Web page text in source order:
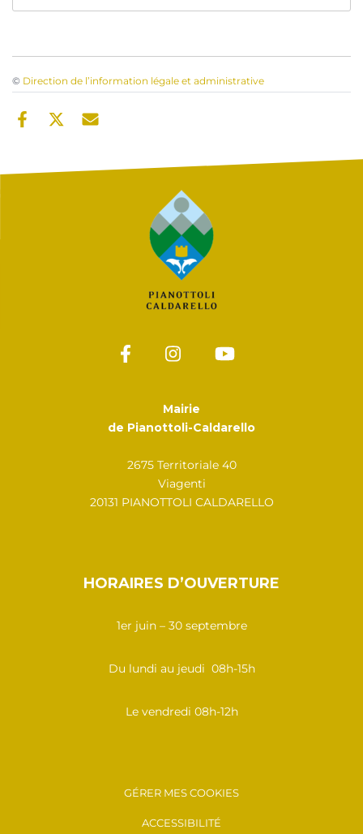
© Direction de l’information légale et administrative
Mairie
de Pianottoli-Caldarello
2675 Territoriale 40
Viagenti
20131 PIANOTTOLI CALDARELLO
HORAIRES D’OUVERTURE
1er juin – 30 septembre
Du lundi au jeudi 08h-15h
Le vendredi 08h-12h
GÉRER MES COOKIES
ACCESSIBILITÉ